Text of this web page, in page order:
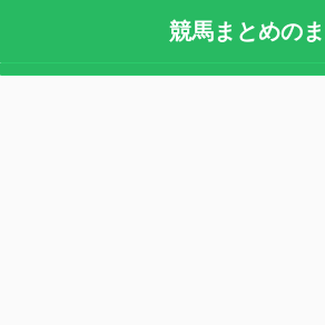
競馬まとめの